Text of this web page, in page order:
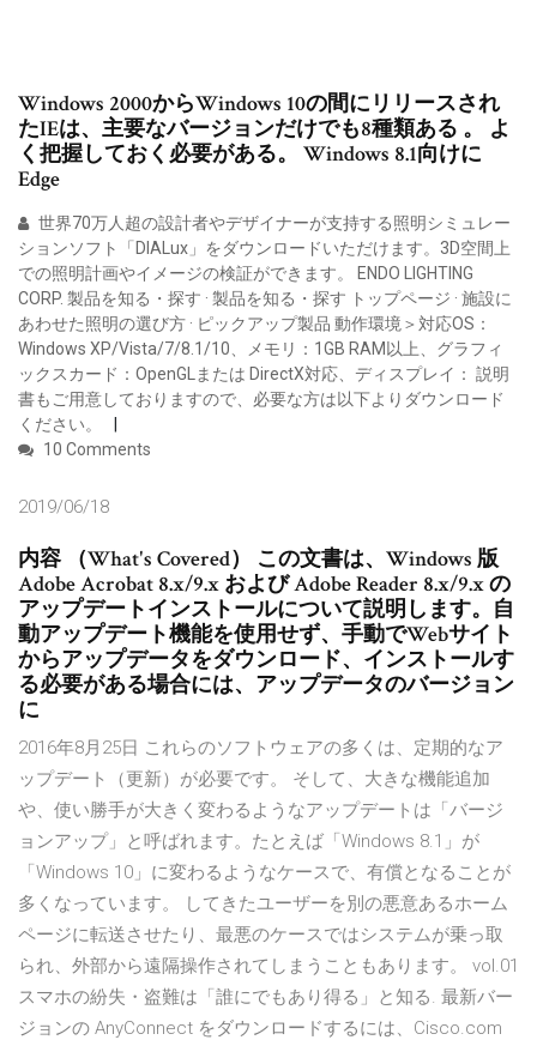
Windows 2000からWindows 10の間にリリースされ
たIEは、主要なバージョンだけでも8種類ある 。 よ
く把握しておく必要がある。 Windows 8.1向けに
Edge
世界70万人超の設計者やデザイナーが支持する照明シミュレー
ションソフト「DIALux」をダウンロードいただけます。3D空間上
での照明計画やイメージの検証ができます。 ENDO LIGHTING
CORP. 製品を知る・探す · 製品を知る・探す トップページ · 施設に
あわせた照明の選び方 · ピックアップ製品 動作環境＞対応OS：
Windows XP/Vista/7/8.1/10、メモリ：1GB RAM以上、グラフィ
ックスカード：OpenGLまたは DirectX対応、ディスプレイ： 説明
書もご用意しておりますので、必要な方は以下よりダウンロード
ください。
10 Comments
2019/06/18
内容 （What's Covered） この文書は、Windows 版
Adobe Acrobat 8.x/9.x および Adobe Reader 8.x/9.x の
アップデートインストールについて説明します。自
動アップデート機能を使用せず、手動でWebサイト
からアップデータをダウンロード、インストールす
る必要がある場合には、アップデータのバージョン
に
2016年8月25日 これらのソフトウェアの多くは、定期的なア
ップデート（更新）が必要です。 そして、大きな機能追加
や、使い勝手が大きく変わるようなアップデートは「バージ
ョンアップ」と呼ばれます。たとえば「Windows 8.1」が
「Windows 10」に変わるようなケースで、有償となることが
多くなっています。 してきたユーザーを別の悪意あるホーム
ページに転送させたり、最悪のケースではシステムが乗っ取
られ、外部から遠隔操作されてしまうこともあります。 vol.01
スマホの紛失・盗難は「誰にでもあり得る」と知る. 最新バー
ジョンの AnyConnect をダウンロードするには、Cisco.com